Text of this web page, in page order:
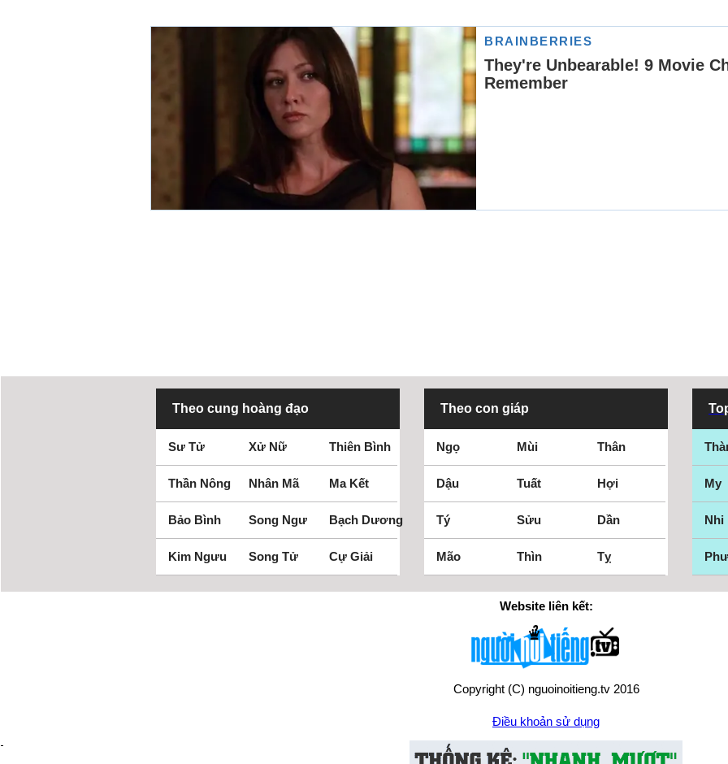
Theo cung hoàng đạo
Sư Tử Xử Nữ Thiên Bình
Thần Nông Nhân Mã Ma Kết
Bảo Bình Song Ngư Bạch Dương
Kim Ngưu Song Tử Cự Giải
Theo con giáp
Ngọ Mùi Thân
Dậu Tuất Hợi
Tý Sửu Dần
Mão Thìn Tỵ
My
Nhi
Website liên kết:
Copyright (C) nguoinoitieng.tv 2016
Điều khoản sử dụng